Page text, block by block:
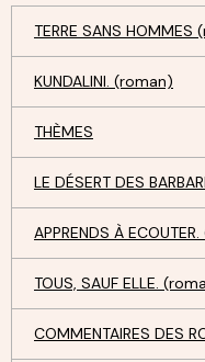
TERRE SANS HOMMES
KUNDALINI. (roman)
THÈMES
LE DÉSERT DES
APPRENDS À
TOUS, SAUF ELLE.
COMMENTAIRES DES